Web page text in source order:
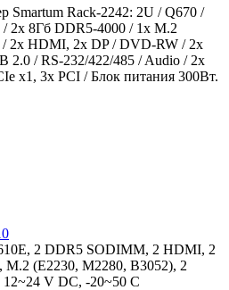
Rack-2242: 2U / Q670 /
2x 8Гб DDR5-4000 / 1x M.2
2x HDMI, 2x DP / DVD-RW / 2x
2.0 / RS-232/422/485 / Audio / 2x
x1, 3x PCI / Блок питания 300Вт.
2 DDR5 SODIMM, 2 HDMI, 2
(E2230, M2280, B3052), 2
12~24 V DC, -20~50 C